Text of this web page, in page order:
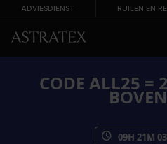
ADVIESDIENST RUILEN EN
CODE ALL25 =
09H 21M 03